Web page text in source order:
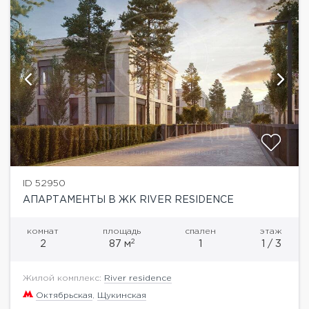
ID 52950
АПАРТАМЕНТЫ В ЖК RIVER RESIDENCE
комнат
2
площадь
87 м2
спален
1
этаж
1 / 3
Жилой комплекс: River residence
Октябрьская Щукинская